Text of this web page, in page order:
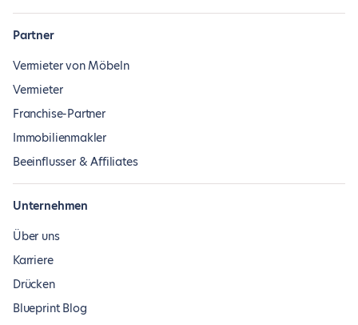
Partner
Vermieter von Möbeln
Vermieter
Franchise-Partner
Immobilienmakler
Beeinflusser & Affiliates
Unternehmen
Über uns
Karriere
Drücken
Blueprint Blog